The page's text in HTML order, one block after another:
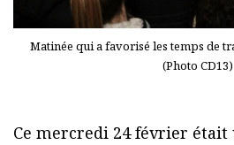
Matinée qui a favorisé les temps de
(Photo CD13)
Ce mercredi 24 février